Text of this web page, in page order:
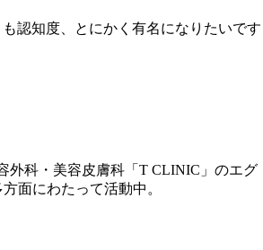
認知度、とにかく有名になりたいです
外科・美容皮膚科「T CLINIC」のエグ
面にわたって活動中。